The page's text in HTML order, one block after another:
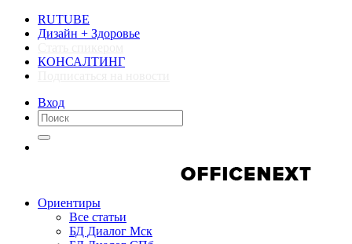
RUTUBE
Дизайн + Здоровье
КОНСАЛТИНГ
Вход
Ориентиры
Все статьи
БД Диалог Мск